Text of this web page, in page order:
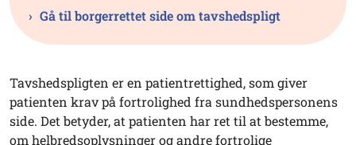
Gå til borgerrettet side om tavshedspligt
Tavshedspligten er en patientrettighed, som giver
patienten krav på fortrolighed fra sundhedspersonens
side. Det betyder, at patienten har ret til at bestemme,
om helbredsoplysninger og andre fortrolige